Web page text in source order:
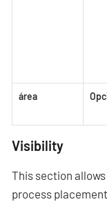
área
Visibility
This section
process